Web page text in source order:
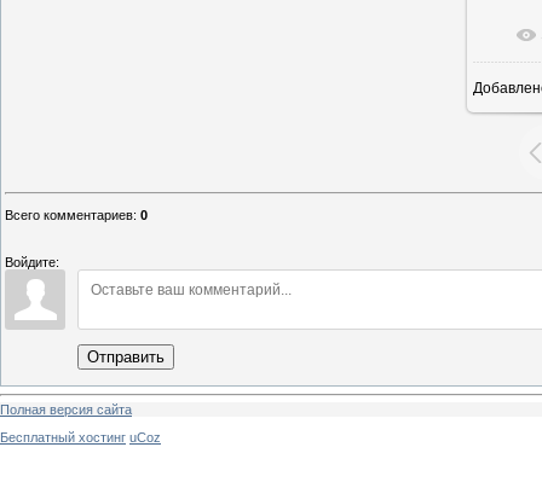
Всего комментариев: 0
Войдите:
Отправить
Полная версия сайта
Бесплатный хостинг uCoz